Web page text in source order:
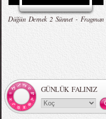
Düğün Dernek 2 Sünnet - Fragman
GÜNLÜK FALINIZ